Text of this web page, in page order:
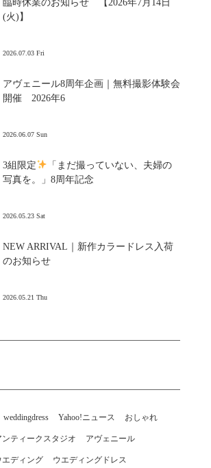
臨時休業のお知らせ 【2026年7月14日
(火)】
2026.07.03 Fri
アヴェニール8周年企画｜無料撮影体験会
開催 2026年6
2026.06.07 Sun
3組限定
「まだ撮っていない、夫婦の
写真を。」8周年記念
2026.05.23 Sat
NEW ARRIVAL｜新作カラードレス入荷
のお知らせ
2026.05.21 Thu
weddingdress Yahoo!ニュース おしゃれ
ンティークスタジオ アヴェニール
エディング ウエディングドレス